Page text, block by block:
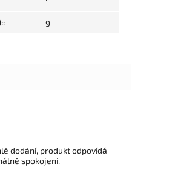
: 9
dodání, produkt odpovídá
spokojeni.